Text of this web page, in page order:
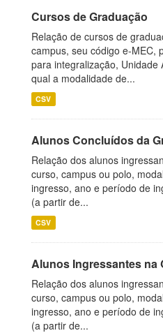
Cursos de Graduação
Relação de cursos de
campus, seu código e-MEC,
para integralização, Unidade
qual a modalidade de...
CSV
Alunos Concluídos da
Relação dos alunos
curso, campus ou polo,
ingresso, ano e período de
(a partir de...
CSV
Alunos Ingressantes na
Relação dos alunos
curso, campus ou polo,
ingresso, ano e período de
(a partir de...